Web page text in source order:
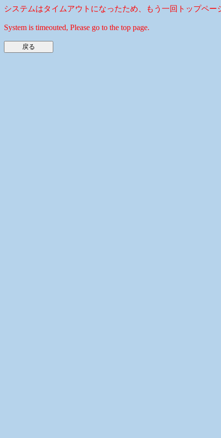
システムはタイムアウトになったため、もう一回トップペー
System is timeouted, Please go to the top page.